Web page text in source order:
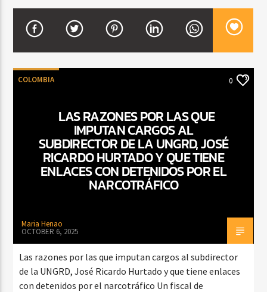
TITLE
ARTIST
CURRENT SHOW
DJ MIX
12:00 AM 2:00 AM
Beone Radio
COLOMBIA 0
LAS RAZONES POR LAS QUE
IMPUTAN CARGOS AL
SUBDIRECTOR DE LA UNGRD, JOSÉ
RICARDO HURTADO Y QUE TIENE
ENLACES CON DETENIDOS POR EL
NARCOTRÁFICO
Maria Henao
OCTOBER 6, 2025
Las razones por las que imputan cargos al subdirector
de la UNGRD, José Ricardo Hurtado y que tiene enlaces
con detenidos por el narcotráfico Un fiscal de